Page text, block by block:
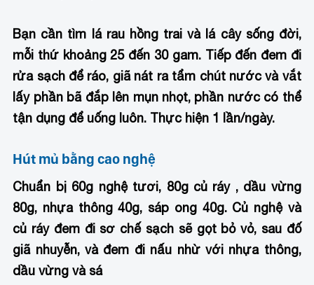
Bạn cần tìm lá rau hồng trai và lá cây sống đời,
mỗi thứ khoảng 25 đến 30 gam. Tiếp đến đem đi
rửa sạch để ráo, giã nát ra tẩm chút nước và vắt
lấy phần bã đắp lên mụn nhọt, phần nước có thể
tận dụng để uống luôn. Thực hiện 1 lần/ngày.
Hút mủ bằng cao nghệ
Chuẩn bị 60g nghệ tươi, 80g củ ráy , dầu vừng
80g, nhựa thông 40g, sáp ong 40g. Củ nghệ và
củ ráy đem đi sơ chế sạch sẽ gọt bỏ vỏ, sau đố
giã nhuyễn, và đem đi nấu nhừ với nhựa thông,
dầu vừng và sá